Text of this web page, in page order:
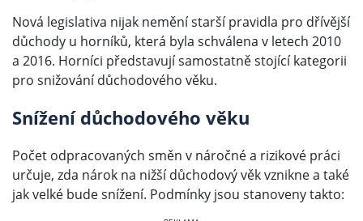
Nová legislativa nijak nemění starší pravidla pro dřívější
důchody u horníků, která byla schválena v letech 2010
a 2016. Horníci představují samostatně stojící kategorii
pro snižování důchodového věku.
Snížení důchodového věku
Počet odpracovaných směn v náročné a rizikové práci
určuje, zda nárok na nižší důchodový věk vznikne a také
jak velké bude snížení. Podmínky jsou stanoveny takto: